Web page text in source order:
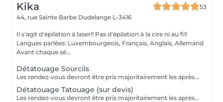
Kika
53
44, rue Sainte Barbe Dudelange L-3416
Il s'agit d'épilation à laser!! Pas d'épilation à la cire ni au fil!
Langues parlées: Luxembourgeois, Français, Anglais, Allemand
Avant chaque sé...
Détatouage Sourcils
Les rendez-vous devront être pris majoritairement les après-midis. Les rendez-vous se feront donc par appel téléphonique ou sms Merci
Détatouage Tatouage (sur devis)
Les rendez-vous devront être pris majoritairement les après-midis. Les rendez-vous se feront donc par appel téléphonique ou sms Merci